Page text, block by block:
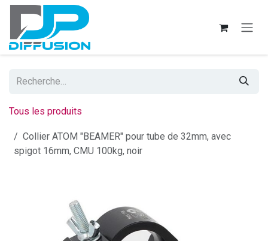
Se rendre au contenu
Tous les produits
Collier ATOM "BEAMER" pour tube de 32mm, avec
spigot 16mm, CMU 100kg, noir